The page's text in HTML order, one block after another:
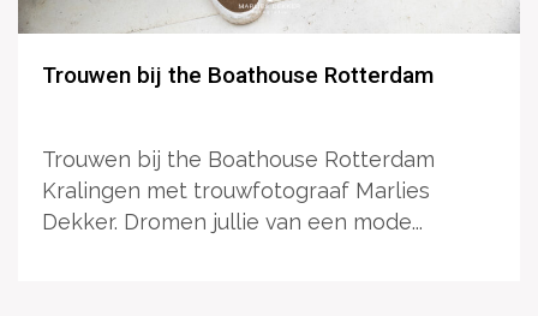
Trouwen bij the Boathouse Rotterdam
Trouwen bij the Boathouse Rotterdam
Kralingen met trouwfotograaf Marlies
Dekker. Dromen jullie van een mode...